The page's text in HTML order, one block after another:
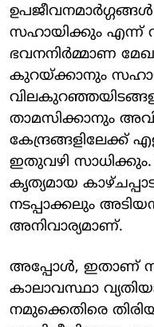
സഹായിക്കും എന്ന്
ഭവനനിർമ്മാണ
കുറയ്ക്കാനും
താമസിക്കാനും
കേന്ദ്രങ്ങളിലേക്ക്
ഇതുവഴി
കൃത്യമായ
നടപ്പാക്കലും
അനിവാര്യമാണ്.
അപ്പോൾ, ഇതാണ്
കാലാവസ്ഥാ
നമുക്കെതിരെ